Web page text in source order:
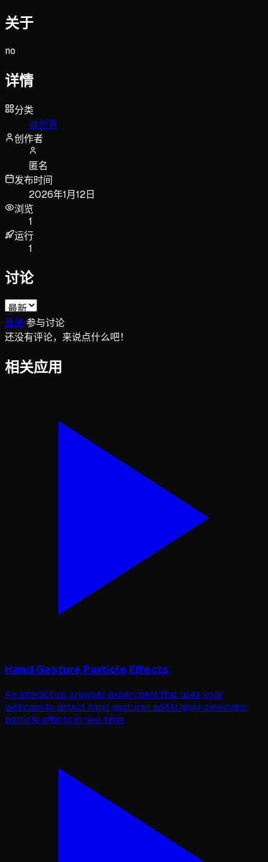
关于
no
详情
分类
🎨创意
创作者
匿名
发布时间
2026年1月12日
浏览
1
运行
1
讨论
登录 参与讨论
还没有评论，来说点什么吧！
相关应用
Hand Gesture Particle Effects
An interactive browser experiment that uses your
webcam to detect hand gestures and trigger cinematic
particle effects in real time.